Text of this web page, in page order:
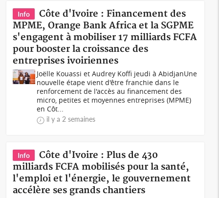
Info
Côte d'Ivoire : Financement des
MPME, Orange Bank Africa et la SGPME
s'engagent à mobiliser 17 milliards FCFA
pour booster la croissance des
entreprises ivoiriennes
Joëlle Kouassi et Audrey Koffi jeudi à AbidjanUne
nouvelle étape vient d'être franchie dans le
renforcement de l'accès au financement des
micro, petites et moyennes entreprises (MPME)
en Côt...
il y a 2 semaines
Info
Côte d'Ivoire : Plus de 430
milliards FCFA mobilisés pour la santé,
l'emploi et l'énergie, le gouvernement
accélère ses grands chantiers